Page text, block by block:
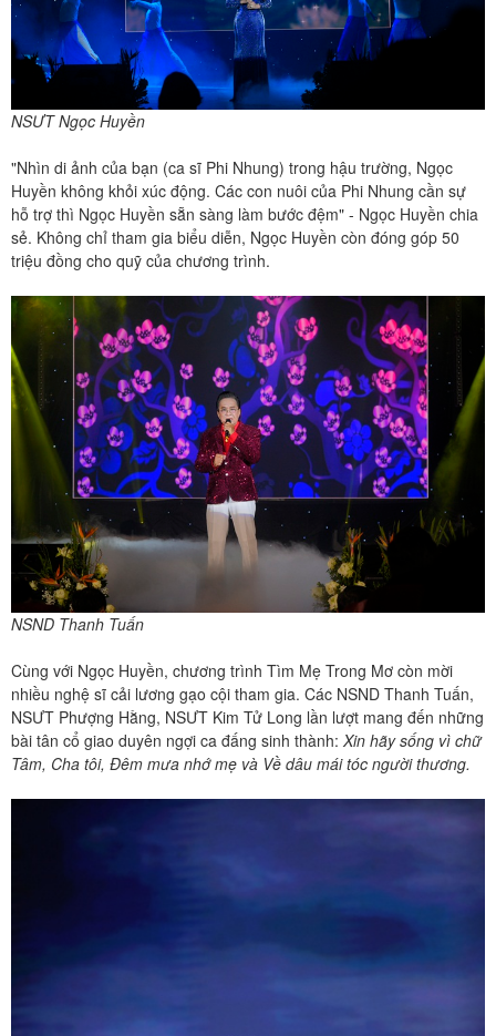
NSƯT Ngọc Huyền
"Nhìn di ảnh của bạn (ca sĩ Phi Nhung) trong hậu trường, Ngọc
Huyền không khỏi xúc động. Các con nuôi của Phi Nhung cần sự
hỗ trợ thì Ngọc Huyền sẵn sàng làm bước đệm" - Ngọc Huyền chia
sẻ. Không chỉ tham gia biểu diễn, Ngọc Huyền còn đóng góp 50
triệu đồng cho quỹ của chương trình.
NSND Thanh Tuấn
Cùng với Ngọc Huyền, chương trình Tìm Mẹ Trong Mơ còn mời
nhiều nghệ sĩ cải lương gạo cội tham gia. Các NSND Thanh Tuấn,
NSƯT Phượng Hằng, NSƯT Kim Tử Long lần lượt mang đến những
bài tân cổ giao duyên ngợi ca đấng sinh thành: Xin hãy sống vì chữ
Tâm, Cha tôi, Đêm mưa nhớ mẹ và Về dâu mái tóc người thương.